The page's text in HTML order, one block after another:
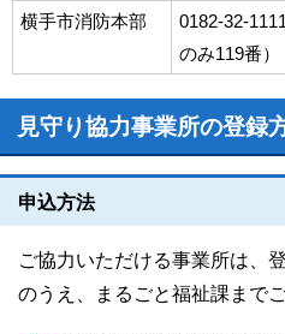
横手市消防本部
0182-32-
のみ119番）
見守り協力事業所の登録
申込方法
ご協力いただける事業所は、
のうえ、まるごと福祉課まで